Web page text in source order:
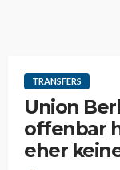
TRANSFERS
Union
offenbar
eher